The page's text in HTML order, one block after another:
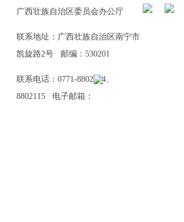
广西壮族自治区委员会办公厅
联系地址：广西壮族自治区南宁市
凯旋路2号 邮编：530201
联系电话：0771-8802114、
8802115 电子邮箱：